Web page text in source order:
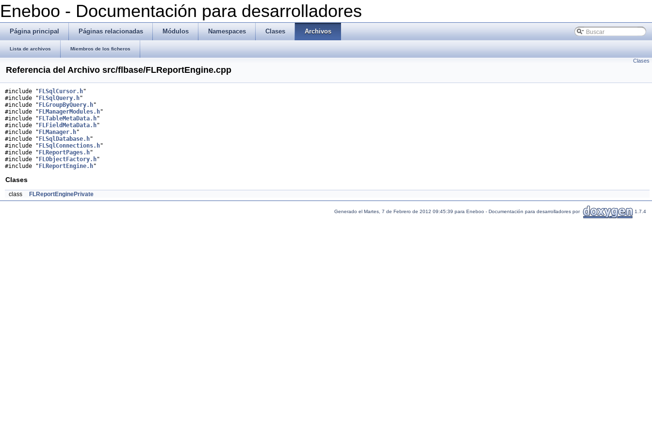
Eneboo - Documentación para desarrolladores
Página principal Páginas relacionadas Módulos Namespaces Clases Archivos
Lista de archivos Miembros de los ficheros
Clases
Referencia del Archivo src/flbase/FLReportEngine.cpp
#include " FLSqlCursor.h"
#include " FLSqlQuery.h"
#include " FLGroupByQuery.h"
#include " FLManagerModules.h"
#include " FLTableMetaData.h"
#include " FLFieldMetaData.h"
#include " FLManager.h"
#include " FLSqlDatabase.h"
#include " FLSqlConnections.h"
#include " FLReportPages.h"
#include " FLObjectFactory.h"
#include " FLReportEngine.h"
Clases
class FLReportEnginePrivate
Generado el Martes, 7 de Febrero de 2012 09:45:39 para Eneboo - Documentación para desarrolladores por 1.7.4